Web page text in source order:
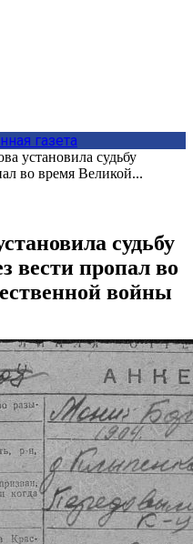
газета
установила судьбу
во время Великой...
судьбу
вести пропал во
войны